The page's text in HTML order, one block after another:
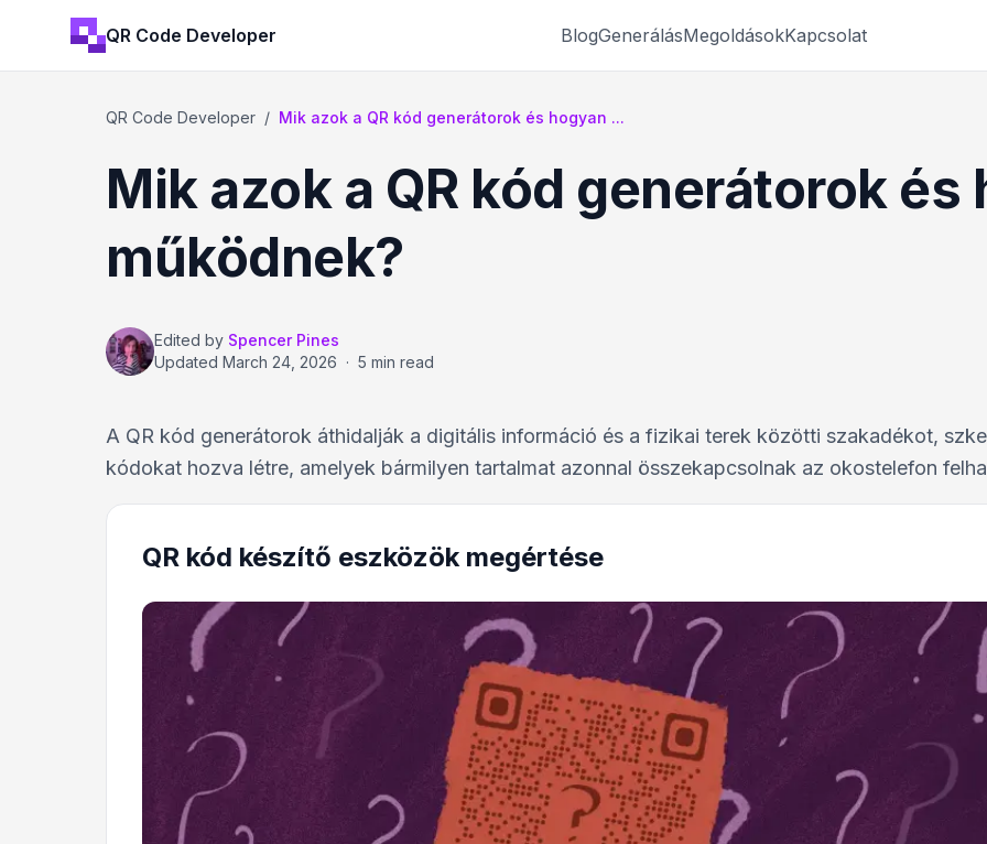
QR Code Developer BlogGenerálásMegoldásokKapcsolat
QR Code Developer / Mik azok a QR kód generátorok és hogyan ...
Mik azok a QR kód generátorok és
működnek?
Edited by Spencer Pines
Updated March 24, 2026 · 5 min read
A QR kód generátorok áthidalják a digitális információ és a fizikai terek közötti szakadékot,
kódokat hozva létre, amelyek bármilyen tartalmat azonnal összekapcsolnak az okostelefon
QR kód készítő eszközök megértése